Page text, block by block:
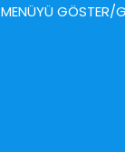
MENÜYÜ GÖSTER/